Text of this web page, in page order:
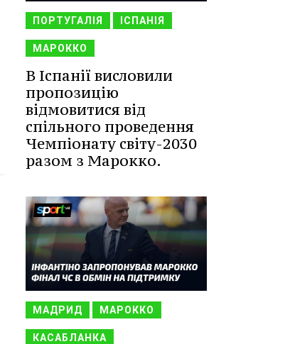
ПОРТУГАЛІЯ ІСПАНІЯ
МАРОККО
В Іспанії висловили
пропозицію
відмовитися від
спільного проведення
Чемпіонату світу-2030
разом з Марокко.
МАДРИД МАРОККО
КАСАБЛАНКА